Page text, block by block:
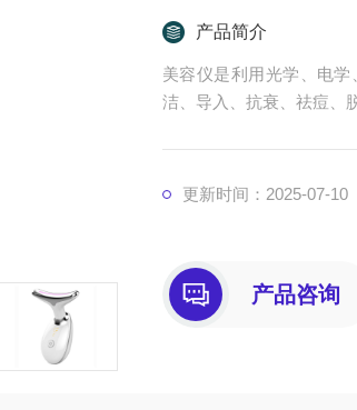
产品简介
美容仪是利用光学、电
洁、导入、抗衰、祛痘、
更新时间：2025-07-10
产品咨询